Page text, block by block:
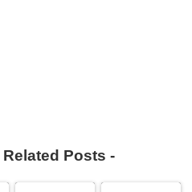
Related Posts -